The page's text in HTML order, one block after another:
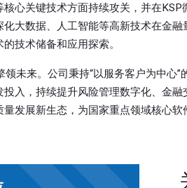
心关键技术方面持续攻关，并在
大数据、人工智能等高新技术在金
技术储备和应用探索。
领未来。公司秉持“以服务客户为中心
入，持续提升风险管理数字化、金
发展新生态，为国家重点领域核心软